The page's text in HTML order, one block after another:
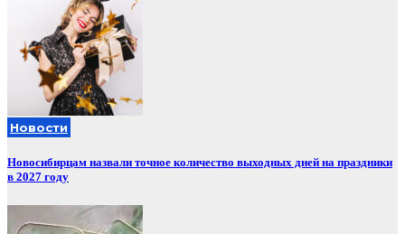
Новости
Новосибирцам назвали точное количество выходных дней на праздники
в 2027 году